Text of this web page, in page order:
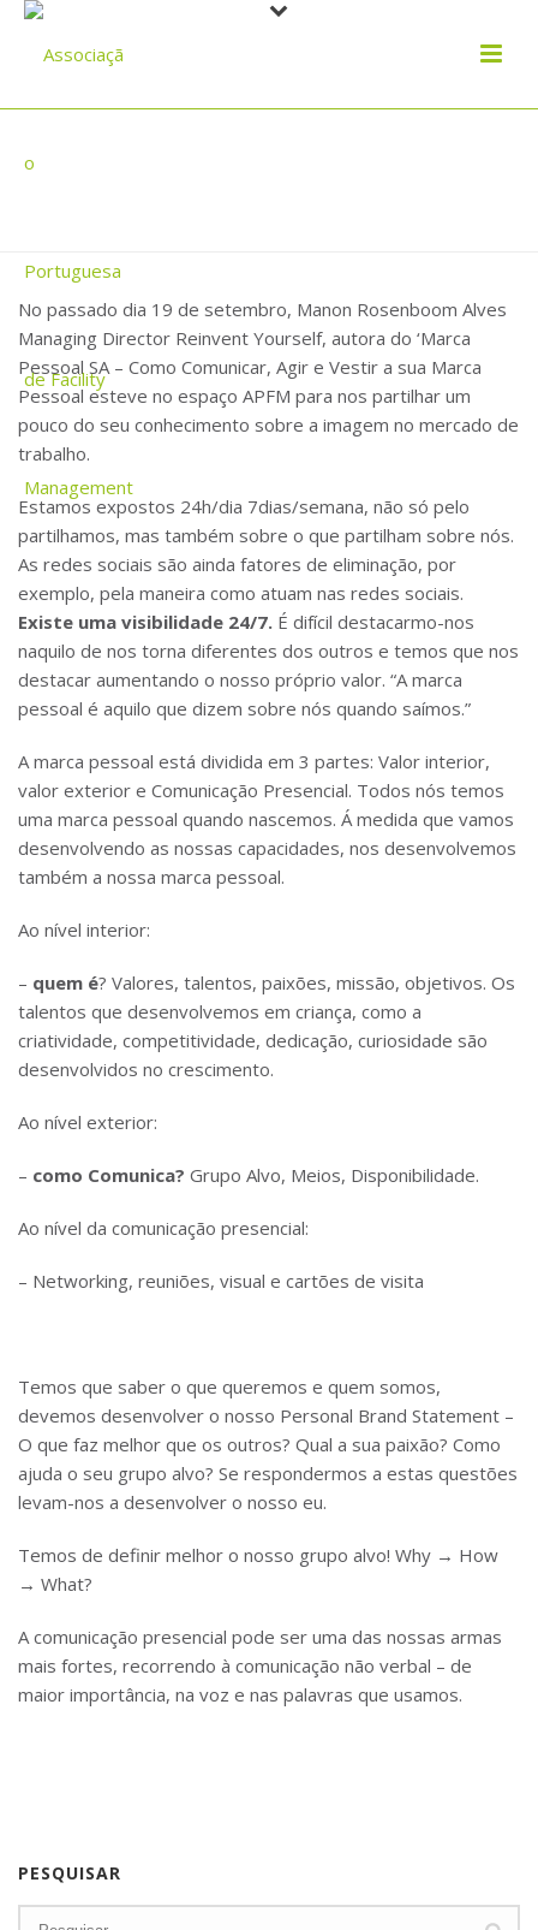
CADA UM DE NÓS É UM MARKETEER,
No passado dia 19 de setembro, Manon Rosenboom Alves
Managing Director Reinvent Yourself, autora do ‘Marca
Pessoal SA – Como Comunicar, Agir e Vestir a sua Marca
Pessoal esteve no espaço APFM para nos partilhar um
pouco do seu conhecimento sobre a imagem no mercado de
trabalho.
Estamos expostos 24h/dia 7dias/semana, não só pelo
partilhamos, mas também sobre o que partilham sobre nós.
As redes sociais são ainda fatores de eliminação, por
exemplo, pela maneira como atuam nas redes sociais.
Existe uma visibilidade 24/7. É difícil destacarmo-nos
naquilo de nos torna diferentes dos outros e temos que nos
destacar aumentando o nosso próprio valor. “A marca
pessoal é aquilo que dizem sobre nós quando saímos.”
A marca pessoal está dividida em 3 partes: Valor interior,
valor exterior e Comunicação Presencial. Todos nós temos
uma marca pessoal quando nascemos. Á medida que vamos
desenvolvendo as nossas capacidades, nos desenvolvemos
também a nossa marca pessoal.
Ao nível interior:
– quem é? Valores, talentos, paixões, missão, objetivos. Os
talentos que desenvolvemos em criança, como a
criatividade, competitividade, dedicação, curiosidade são
desenvolvidos no crescimento.
Ao nível exterior:
– como Comunica? Grupo Alvo, Meios, Disponibilidade.
Ao nível da comunicação presencial:
– Networking, reuniões, visual e cartões de visita
Temos que saber o que queremos e quem somos,
devemos desenvolver o nosso Personal Brand Statement –
O que faz melhor que os outros? Qual a sua paixão? Como
ajuda o seu grupo alvo? Se respondermos a estas questões
levam-nos a desenvolver o nosso eu.
Temos de definir melhor o nosso grupo alvo! Why → How
→ What?
A comunicação presencial pode ser uma das nossas armas
mais fortes, recorrendo à comunicação não verbal – de
maior importância, na voz e nas palavras que usamos.
PESQUISAR